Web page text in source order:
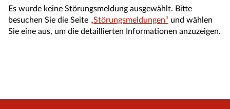
Es wurde keine Störungsmeldung ausgewählt. Bitte
besuchen Sie die Seite „Störungsmeldungen“ und wählen
Sie eine aus, um die detaillierten Informationen anzuzeigen.